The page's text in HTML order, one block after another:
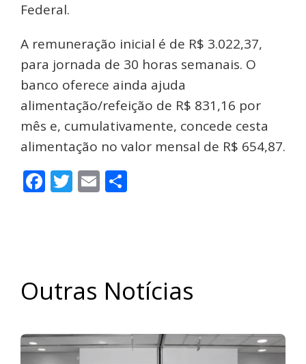
Federal.
A remuneração inicial é de R$ 3.022,37,
para jornada de 30 horas semanais. O
banco oferece ainda ajuda
alimentação/refeição de R$ 831,16 por
mês e, cumulativamente, concede cesta
alimentação no valor mensal de R$ 654,87.
Facebook
Twitter
Email
Outras Notícias